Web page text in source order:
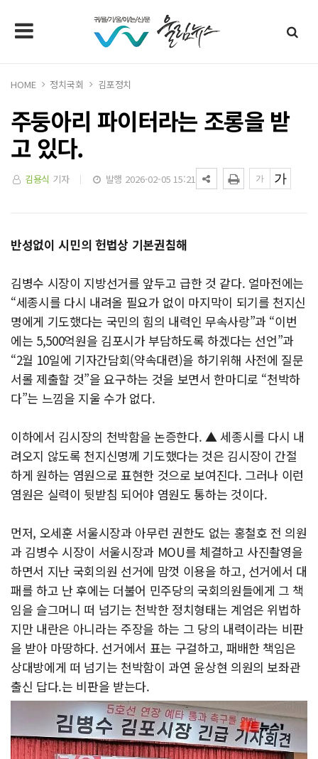
HOME 정치국회 김포정치
주둥아리 파이터라는 조롱을 받
고 있다.
김용식 기자 발행 2026-02-05 15:21
반성없이 시민의 헌법상 기본권침해
김병수 시장이 지방선거를 앞두고 급한 것 같다. 얼마전에는
“세종시를 다시 내려올 필요가 없이 마지막이 되기를 천지신
명에게 기도했다는 국민의 힘의 내력인 무속사랑”과 “이번
에는 5,500억원을 김포시가 부담하도록 하겠다는 선언”과
“2월 10일에 기자간담회(약속대련)을 하기위해 사전에 질문
서롤 제출할 것”을 요구하는 것을 보면서 한마디로 “천박하
다”는 느낌을 지울 수가 없다.
이하에서 김시장의 천박함을 논증한다. ▲ 세종시를 다시 내
려오지 않도록 천지신명께 기도했다는 것은 김시장이 간절
하게 원하는 염원으로 표현한 것으로 보여진다. 그러나 이런
염원은 실력이 뒷받침 되어야 염원도 통하는 것이다.
먼저, 오세훈 서울시장과 아무런 권한도 없는 홍철호 전 의원
과 김병수 시장이 서울시장과 MOU를 체결하고 사진촬영을
하면서 지난 국회의원 선거에 맘껏 이용을 하고, 선거에서 대
패를 하고 난 후에는 더불어 민주당의 국회의원들에게 그 책
임을 슬그머니 떠 넘기는 천박한 정치형태는 계엄은 위법하
지만 내란은 아니라는 주장을 하는 그 당의 내력이라는 비판
을 받아 마땅하다. 선거에서 표는 구걸하고, 패배한 책임은
상대방에게 떠 넘기는 천박함이 과연 윤상현 의원의 보좌관
출신 답다.는 비판을 받는다.